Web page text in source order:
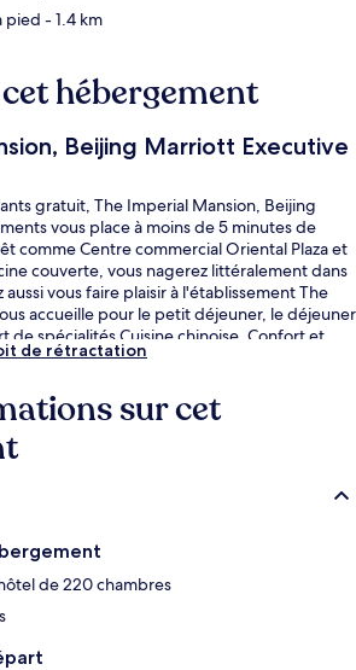
pied - 1.4 km
hébergement
Beijing Marriott Executive
gratuit, The Imperial Mansion, Beijing
vous place à moins de 5 minutes de
comme Centre commercial Oriental Plaza et
couverte, vous nagerez littéralement dans
vous faire plaisir à l'établissement The
accueille pour le petit déjeuner, le déjeuner
de spécialités Cuisine chinoise. Confort et
des appartements bénéficie de petits plus
demander de plus ? Les autres
attentionné. Les transports publics se
à pied : Station de métro Wangfujing est à
à 10 min.
de rétractation
sur cet
de 220 chambres